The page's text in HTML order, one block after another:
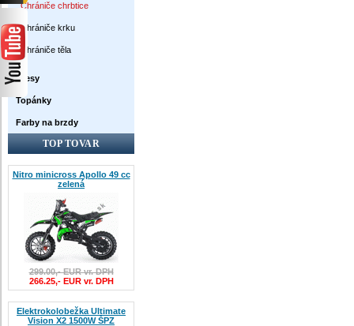
Chrániče chrbtice
Chrániče krku
Chrániče těla
Dresy
Topánky
Farby na brzdy
TOP TOVAR
Nitro minicross Apollo 49 cc
zelená
299.00,- EUR vr. DPH
266.25,- EUR vr. DPH
Elektrokolobežka Ultimate
Vision X2 1500W ŠPZ